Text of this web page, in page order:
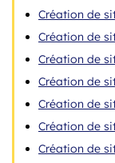
Création de
Création de
Création de
Création de
Création de
Création de
Création de